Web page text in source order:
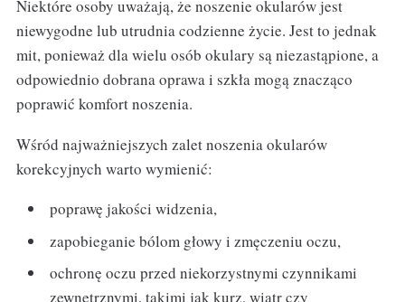
Niektóre osoby uważają, że noszenie okularów jest
niewygodne lub utrudnia codzienne życie. Jest to jednak
mit, ponieważ dla wielu osób okulary są niezastąpione, a
odpowiednio dobrana oprawa i szkła mogą znacząco
poprawić komfort noszenia.
Wśród najważniejszych zalet noszenia okularów
korekcyjnych warto wymienić:
poprawę jakości widzenia,
zapobieganie bólom głowy i zmęczeniu oczu,
ochronę oczu przed niekorzystnymi czynnikami
zewnętrznymi, takimi jak kurz, wiatr czy